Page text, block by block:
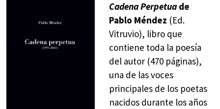
Cadena Perpetuade
Pablo Méndez (Ed.
Vitruvio), libro que
contiene toda la poesía
del autor (470 páginas),
una de las voces
principales de los poetas
nacidos durante los años